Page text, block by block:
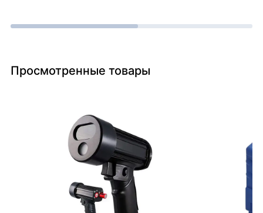
Просмотренные товары